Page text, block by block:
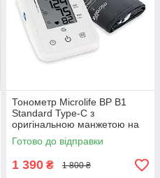
Тонометр Microlife BP B1
Standard Type-C з
оригінальною манжетою на
плече гарантія 5 років
Готово до відправки
1 390 ₴ 1 800 ₴